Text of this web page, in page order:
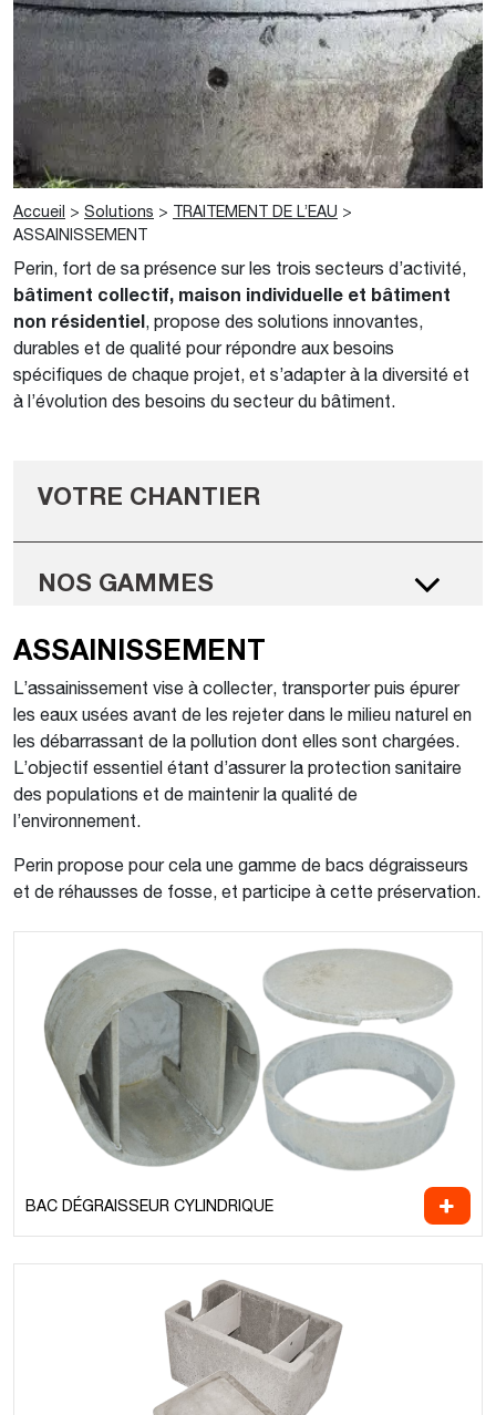
Accueil > Solutions > TRAITEMENT DE L’EAU >
ASSAINISSEMENT
Perin, fort de sa présence sur les trois secteurs d’activité,
bâtiment collectif, maison individuelle et bâtiment
non résidentiel, propose des solutions innovantes,
durables et de qualité pour répondre aux besoins
spécifiques de chaque projet, et s’adapter à la diversité et
à l’évolution des besoins du secteur du bâtiment.
VOTRE CHANTIER
NOS GAMMES
ASSAINISSEMENT
L’assainissement vise à collecter, transporter puis épurer
les eaux usées avant de les rejeter dans le milieu naturel en
les débarrassant de la pollution dont elles sont chargées.
L’objectif essentiel étant d’assurer la protection sanitaire
des populations et de maintenir la qualité de
l’environnement.
Perin propose pour cela une gamme de bacs dégraisseurs
et de réhausses de fosse, et participe à cette préservation.
BAC DÉGRAISSEUR CYLINDRIQUE